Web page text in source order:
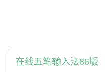
在线五笔输入法86版